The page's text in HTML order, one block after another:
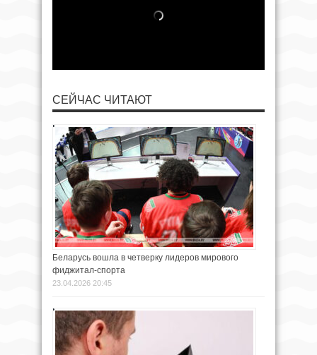
СЕЙЧАС ЧИТАЮТ
Беларусь вошла в четверку лидеров мирового
фиджитал-спорта
23.04.2026 20:45